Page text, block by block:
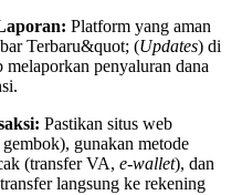
Platform yang aman
Terbaru&quot; (Updates) di
penyaluran dana
Pastikan situs web
gunakan metode
(transfer VA, e-wallet), dan
langsung ke rekening